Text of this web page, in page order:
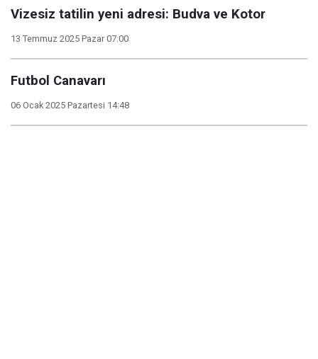
Vizesiz tatilin yeni adresi: Budva ve Kotor
13 Temmuz 2025 Pazar 07:00
Futbol Canavarı
06 Ocak 2025 Pazartesi 14:48